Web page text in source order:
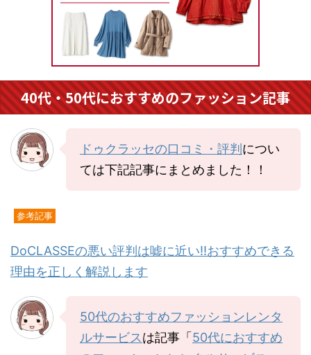
40代・50代におすすめのファッション記事
ドゥクラッセの口コミ・評判 につい
ては下記記事にまとめました！！
参考記事
DoCLASSEの悪い評判は嘘に近い!!おすすめできる
理由を正しく解説します
50代のおすすめファッションレンタ
ルサービスは記事「 50代におすすめ